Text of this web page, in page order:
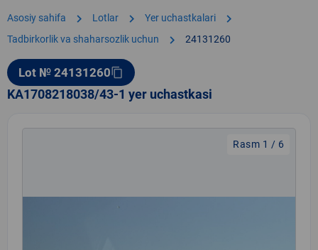
Asosiy sahifa chevron_right Lotlar chevron_right Yer uchastkalari chevron_right
Tadbirkorlik va shaharsozlik uchun chevron_right 24131260
Lot № 24131260content_copy
KA1708218038/43-1 yer uchastkasi
Rasm 1 / 6